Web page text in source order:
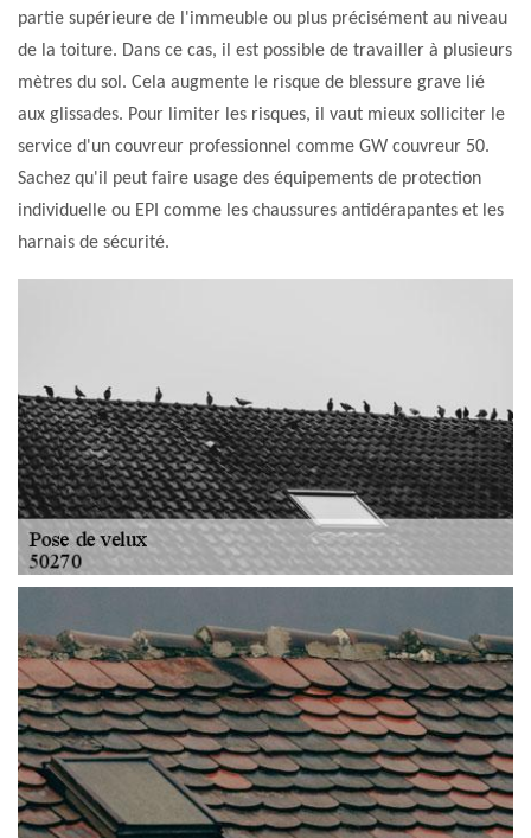
partie supérieure de l'immeuble ou plus précisément au niveau
de la toiture. Dans ce cas, il est possible de travailler à plusieurs
mètres du sol. Cela augmente le risque de blessure grave lié
aux glissades. Pour limiter les risques, il vaut mieux solliciter le
service d'un couvreur professionnel comme GW couvreur 50.
Sachez qu'il peut faire usage des équipements de protection
individuelle ou EPI comme les chaussures antidérapantes et les
harnais de sécurité.